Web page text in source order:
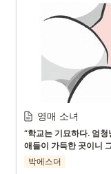
영매 소녀
“학교는 기묘하다. 엄
애들이 가득한 곳이니
박에스더